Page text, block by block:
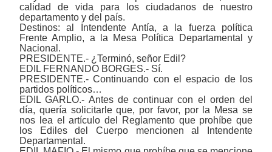
calidad de vida para los ciudadanos de nuestro
departamento y del país.
Destinos: al Intendente Antía, a la fuerza política
Frente Amplio, a la Mesa Política Departamental y
Nacional.
PRESIDENTE.- ¿Terminó, señor Edil?
EDIL FERNANDO BORGES.- Sí.
PRESIDENTE.- Continuando con el espacio de los
partidos políticos…
EDIL GARLO.- Antes de continuar con el orden del
día, quería solicitarle que, por favor, por la Mesa se
nos lea el artículo del Reglamento que prohíbe que
los Ediles del Cuerpo mencionen al Intendente
Departamental.